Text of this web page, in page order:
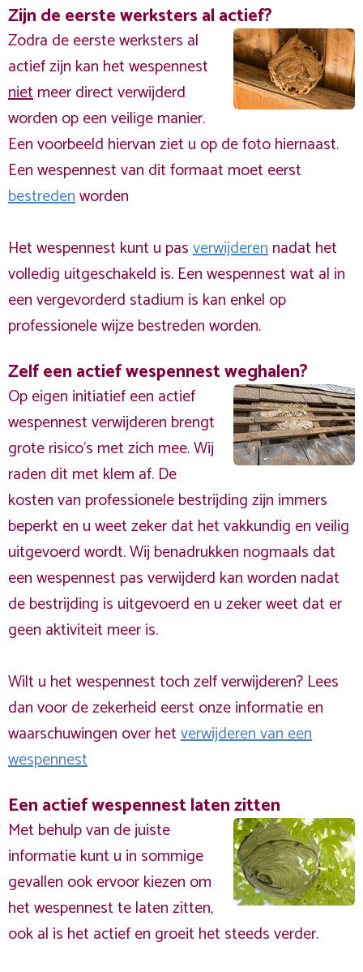
Zijn de eerste werksters al actief?
Zodra de eerste werksters al
actief zijn kan het wespennest
nietmeer direct verwijderd
worden op een veilige manier.
Een voorbeeld hiervan ziet u op de foto hiernaast.
Een wespennest van dit formaat moet eerst
bestredenworden
Het wespennest kunt u pasverwijderennadat het
volledig uitgeschakeld is. Een wespennest wat al in
een vergevorderd stadium is kan enkel op
professionele wijze bestreden worden.
Zelf een actief wespennest weghalen?
Op eigen initiatief een actief
wespennest verwijderen brengt
grote risico’s met zich mee. Wij
raden dit met klem af. De
kosten van professionele bestrijding zijn immers
beperkt en u weet zeker dat het vakkundig en veilig
uitgevoerd wordt. Wij benadrukken nogmaals dat
een wespennest pas verwijderd kan worden nadat
de bestrijding is uitgevoerd en u zeker weet dat er
geen aktiviteit meer is.
Wilt u het wespennest toch zelf verwijderen? Lees
dan voor de zekerheid eerst onze informatie en
waarschuwingen over hetverwijderen van een
wespennest
Een actief wespennest laten zitten
Met behulp van de juiste
informatie kunt u in sommige
gevallen ook ervoor kiezen om
het wespennest te laten zitten,
ook al is het actief en groeit het steeds verder.